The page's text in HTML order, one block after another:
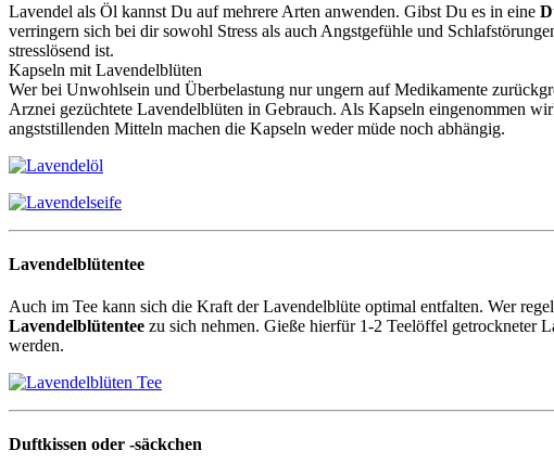
Lavendel als Öl kannst Du auf mehrere Arten anwenden. Gibst Du es in eine
verringern sich bei dir sowohl Stress als auch Angstgefühle und
stresslösend ist.
Kapseln mit Lavendelblüten
Wer bei Unwohlsein und Überbelastung nur ungern auf Medikamente
Arznei gezüchtete Lavendelblüten in Gebrauch. Als Kapseln eingenommen
angststillenden Mitteln machen die Kapseln weder müde noch abhängig.
Lavendelblütentee
Auch im Tee kann sich die Kraft der Lavendelblüte optimal entfalten. Wer
Lavendelblütentee zu sich nehmen. Gieße hierfür 1-2 Teelöffel getrockneter
werden.
Duftkissen oder -säckchen